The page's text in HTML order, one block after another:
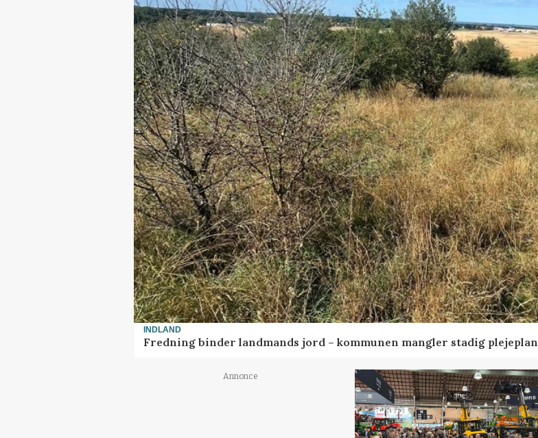
INDLAND
Fredning binder landmands jord – kommunen mangler stadig plejeplan
Annonce